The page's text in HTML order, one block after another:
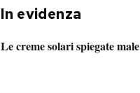
In evidenza
Le creme solari spiegate male